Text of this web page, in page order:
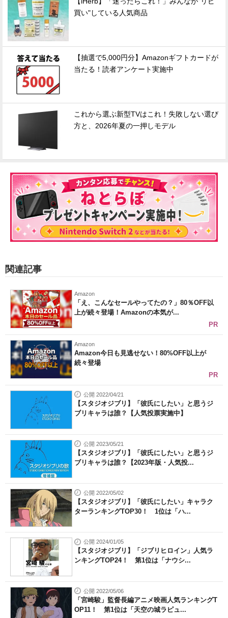
買い"している人気商品
【抽選で5,000円分】Amazonギフトカードが
当たる！読者アンケート実施中
これから選ぶ新型TVはこれ！失敗しない選び
方と、2026年夏の一押しモデル
関連記事
Amazon
「え、こんなセールやってたの？」80％OFF以
上が続々登場！Amazonの本気が...
PR
Amazon
Amazon今日も見逃せない！80%OFF以上が
続々登場
PR
公開 2022/04/21
【スタジオジブリ】「彼氏にしたい」と思うジ
ブリキャラは誰？【人気投票実施中】
公開 2023/05/21
【スタジオジブリ】「彼氏にしたい」と思うジ
ブリキャラは誰？【2023年版・人気投...
公開 2022/05/02
【スタジオジブリ】「彼氏にしたい」キャラク
ターランキングTOP30！ 1位は「ハ...
公開 2024/01/05
【スタジオジブリ】「ジブリヒロイン」人気ラ
ンキングTOP24！ 第1位は「ナウシ...
公開 2022/05/06
「宮崎駿」監督長編アニメ映画人気ランキングT
OP11！ 第1位は「天空の城ラピュ...